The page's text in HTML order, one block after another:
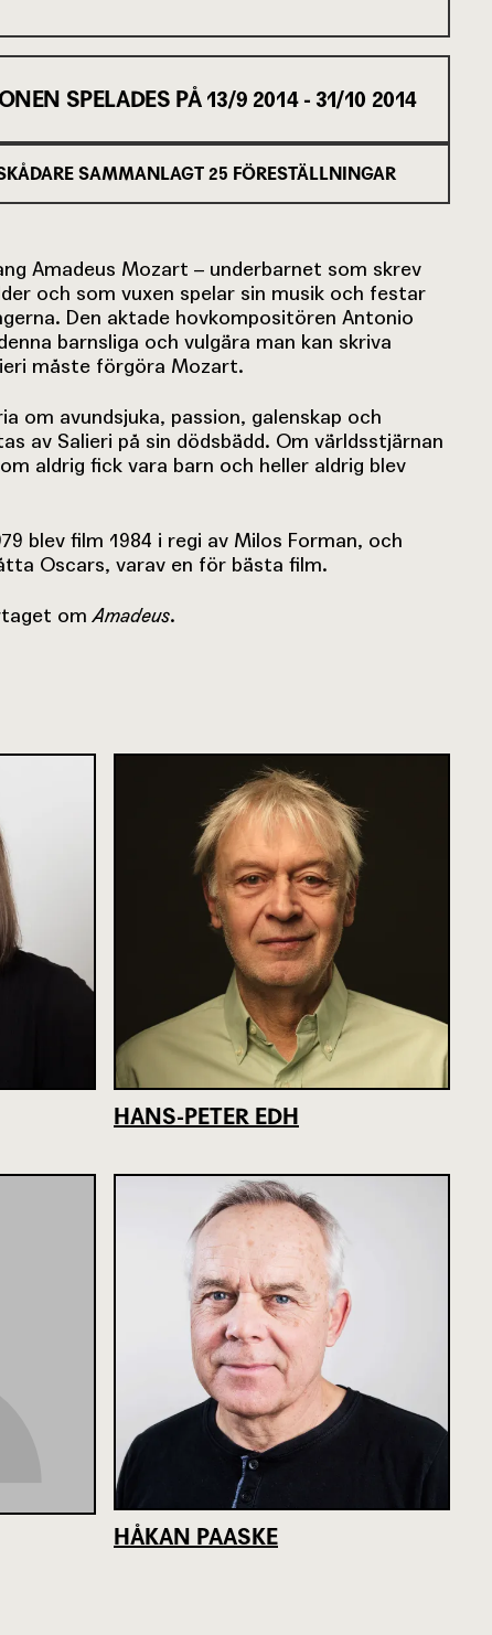
SPELADES PÅ 13/9 2014 - 31/10 2014
SAMMANLAGT 25 FÖRESTÄLLNINGAR
Amadeus Mozart – underbarnet som skrev
och som vuxen spelar sin musik och festar
Den aktade hovkompositören Antonio
barnsliga och vulgära man kan skriva
måste förgöra Mozart.
om avundsjuka, passion, galenskap och
av Salieri på sin dödsbädd. Om världsstjärnan
aldrig fick vara barn och heller aldrig blev
blev film 1984 i regi av Milos Forman, och
Oscars, varav en för bästa film.
omAmadeus.
HANS-PETER EDH
HÅKAN PAASKE